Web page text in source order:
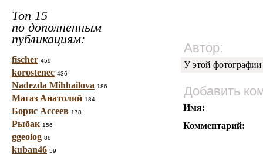
Топ 15
по дополненным
публикациям:
fischer 459
korostenec 436
Nadezda Mihhailova 186
Магаз Анатолий 184
Борис Ассеев 178
Рыбак 156
ggeolog 88
kuban46 59
Автор:
У этой
Добавить
Имя:
Комментарий: